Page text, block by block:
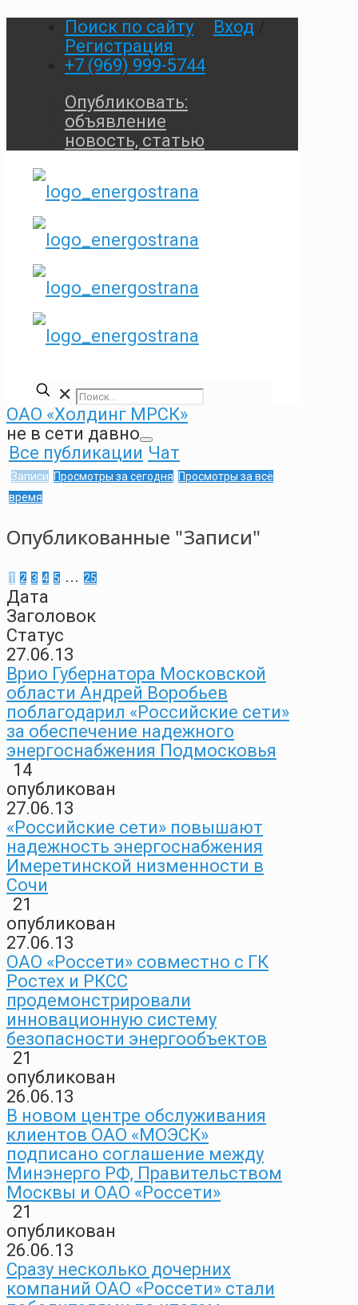
Поиск по сайту Вход
Регистрация
+7 (969) 999-5744
Опубликовать:
объявление
новость, статью
✕
ОАО «Холдинг МРСК»
не в сети давно
Все публикации Чат
Записи Просмотры за сегодня Просмотры за всё
время
Опубликованные "Записи"
1 2 3 4 5 ... 25
Дата
Заголовок
Статус
27.06.13
Врио Губернатора Московской
области Андрей Воробьев
поблагодарил «Российские сети»
за обеспечение надежного
энергоснабжения Подмосковья
14
опубликован
27.06.13
«Российские сети» повышают
надежность энергоснабжения
Имеретинской низменности в
Сочи
21
опубликован
27.06.13
ОАО «Россети» совместно с ГК
Ростех и РКСС
продемонстрировали
инновационную систему
безопасности энергообъектов
21
опубликован
26.06.13
В новом центре обслуживания
клиентов ОАО «МОЭСК»
подписано соглашение между
Минэнерго РФ, Правительством
Москвы и ОАО «Россети»
21
опубликован
26.06.13
Сразу несколько дочерних
компаний ОАО «Россети» стали